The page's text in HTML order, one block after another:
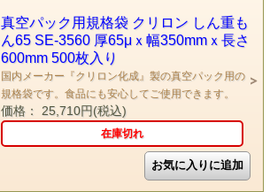
真空パック用規格袋 クリロン しん重も
ん65 SE-3560 厚65μｘ幅350mmｘ長さ
600mm 500枚入り
国内メーカー『クリロン化成』製の真空パック用の
規格袋です。食品にも安心してご使用できます。
価格： 25,710円(税込)
在庫切れ